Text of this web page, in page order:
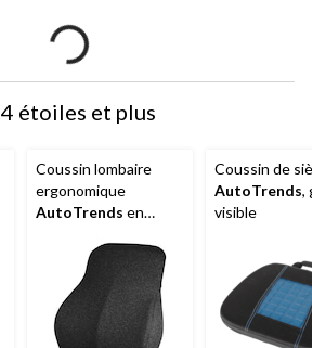
4 étoiles et plus
Coussin lombaire
ergonomique
AutoTrends en
viscoélastique avec
sangles élastiques
ajustables
Coussin de
AutoTrends,
visible